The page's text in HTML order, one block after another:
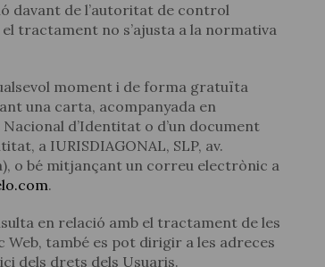
davant de l’autoritat de control
el tractament no s’ajusta a la normativa
moment i de forma gratuïta
una carta, acompanyada en
d’Identitat o d’un document
a IURISDIAGONAL, SLP, av.
o bé mitjançant un correu electrònic a
.
en relació amb el tractament de les
Web, també es pot dirigir a les adreces
dels drets dels Usuaris.